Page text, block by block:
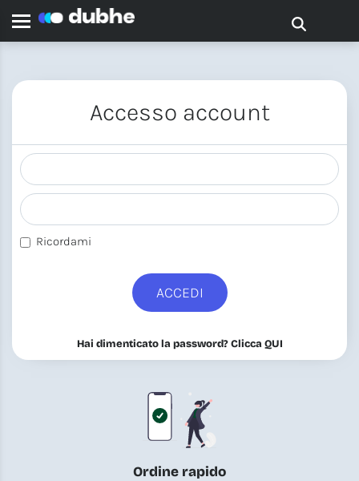
Accesso account
Ricordami
ACCEDI
Hai dimenticato la password? Clicca QUI
Ordine rapido